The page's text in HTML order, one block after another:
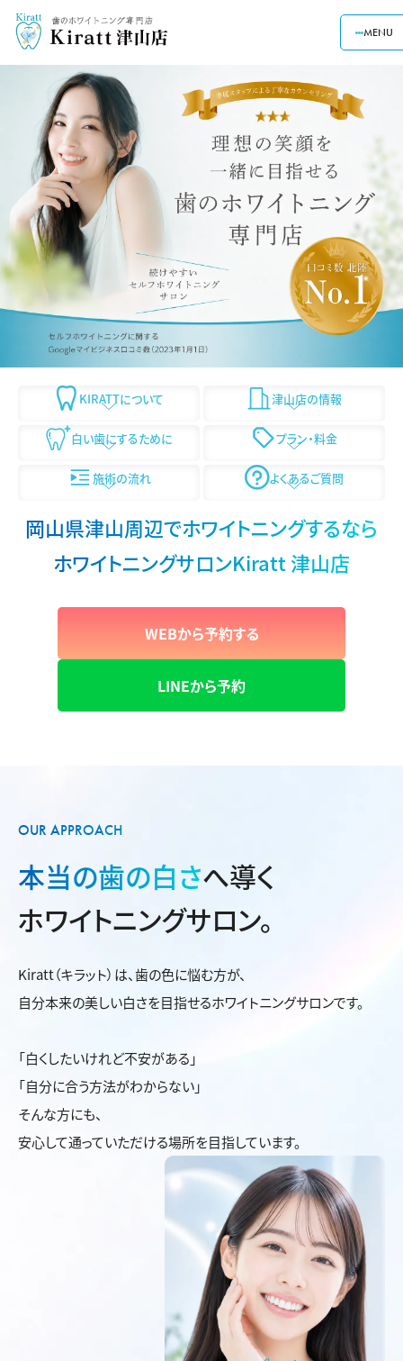
MENU
KIRATTについて 津山店の情報
白い歯にするために プラン・料金
施術の流れ よくあるご質問
岡山県津山周辺でホワイトニングするなら
ホワイトニングサロンKiratt 津山店
WEBから予約する
LINEから予約
OUR APPROACH
本当の歯の白さへ導く
ホワイトニングサロン。
Kiratt（キラット）は、歯の色に悩む方が、
自分本来の美しい白さを目指せるホワイトニングサロンです。
「白くしたいけれど不安がある」
「自分に合う方法がわからない」
そんな方にも、
安心して通っていただける場所を目指しています。